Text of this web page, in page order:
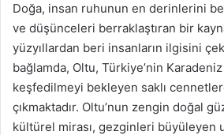
Doğa, insan ruhunun en derinlerini
ve düşünceleri berraklaştıran bir
yüzyıllardan beri insanların ilgisini
bağlamda, Oltu, Türkiye’nin
keşfedilmeyi bekleyen saklı
çıkmaktadır. Oltu’nun zengin doğal
kültürel mirası, gezginleri büyüleyen